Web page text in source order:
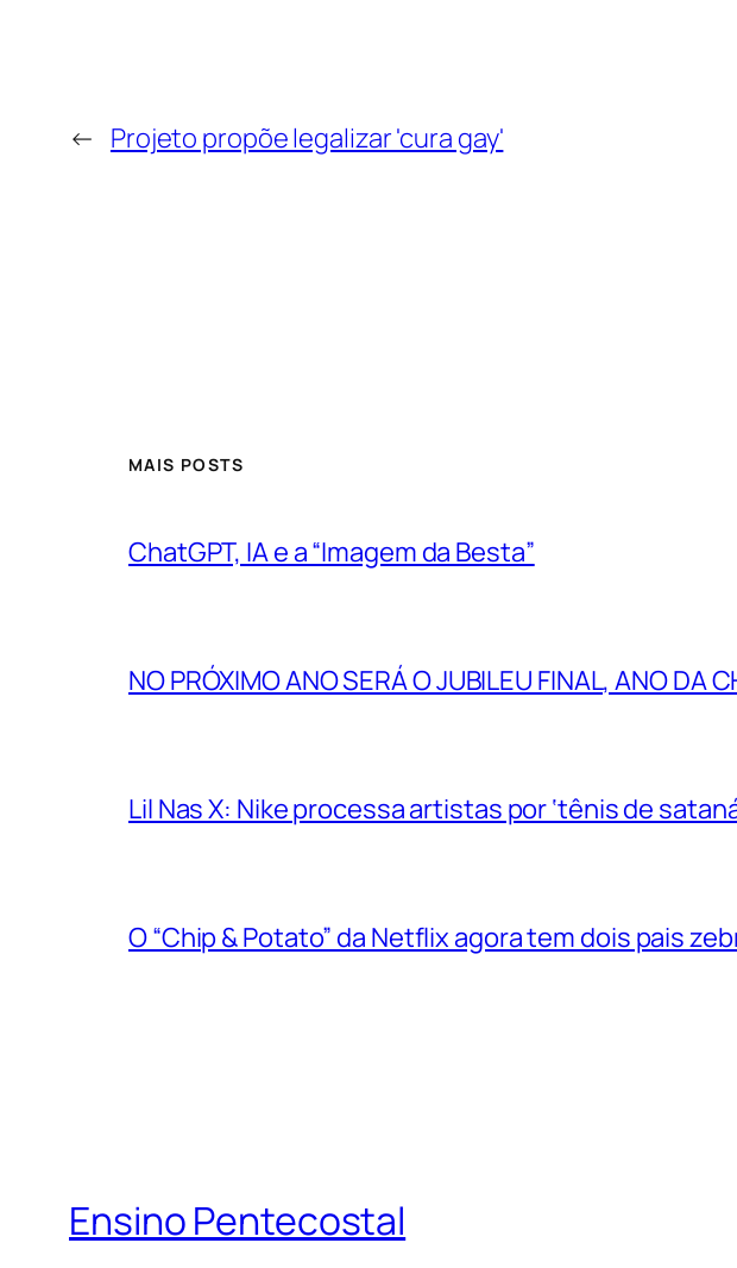
← Projeto propõe legalizar 'cura gay'
MAIS POSTS
ChatGPT, IA e a “Imagem da Besta”
NO PRÓXIMO ANO SERÁ O JUBILEU FINAL, ANO DA
Lil Nas X: Nike processa artistas por ‘tênis de
O “Chip & Potato” da Netflix agora tem dois pais
Ensino Pentecostal